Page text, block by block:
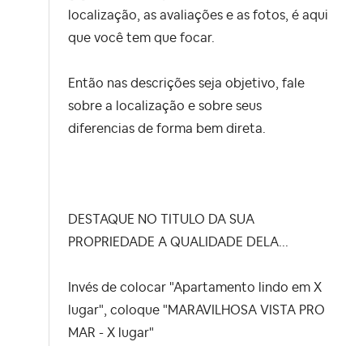
localização, as avaliações e as fotos, é aqui
que você tem que focar.
Então nas descrições seja objetivo, fale
sobre a localização e sobre seus
diferencias de forma bem direta.
DESTAQUE NO TITULO DA SUA
PROPRIEDADE A QUALIDADE DELA...
Invés de colocar "Apartamento lindo em X
lugar", coloque "MARAVILHOSA VISTA PRO
MAR - X lugar"